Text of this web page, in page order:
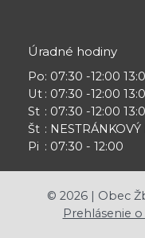
Úradné hodiny
Po
Ut
St
Št
Pi
: 07:30 -12:00
: 07:30 -12:00
: 07:30 -12:00
: NESTRÁNKOVÝ
: 07:30 - 12:00
© 2026| Obec
Prehlásenie